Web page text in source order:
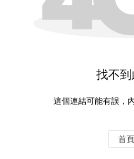
找不
這個連結可能有誤，
首頁